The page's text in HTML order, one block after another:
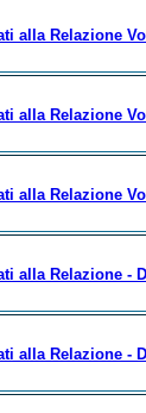
alla Relazione
alla Relazione
alla Relazione
alla Relazione -
alla Relazione -